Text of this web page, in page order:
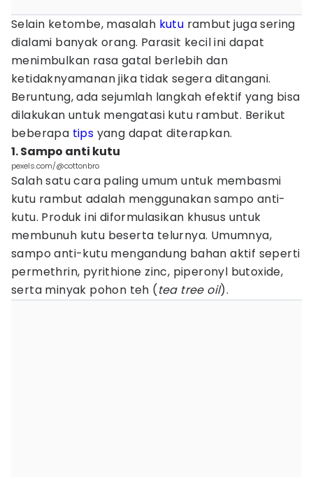
Selain ketombe, masalah kutu rambut juga sering
dialami banyak orang. Parasit kecil ini dapat
menimbulkan rasa gatal berlebih dan
ketidaknyamanan jika tidak segera ditangani.
Beruntung, ada sejumlah langkah efektif yang bisa
dilakukan untuk mengatasi kutu rambut. Berikut
beberapa tips yang dapat diterapkan.
1. Sampo anti kutu
pexels.com/@cottonbro
Salah satu cara paling umum untuk membasmi
kutu rambut adalah menggunakan sampo anti-
kutu. Produk ini diformulasikan khusus untuk
membunuh kutu beserta telurnya. Umumnya,
sampo anti-kutu mengandung bahan aktif seperti
permethrin, pyrithione zinc, piperonyl butoxide,
serta minyak pohon teh (tea tree oil).